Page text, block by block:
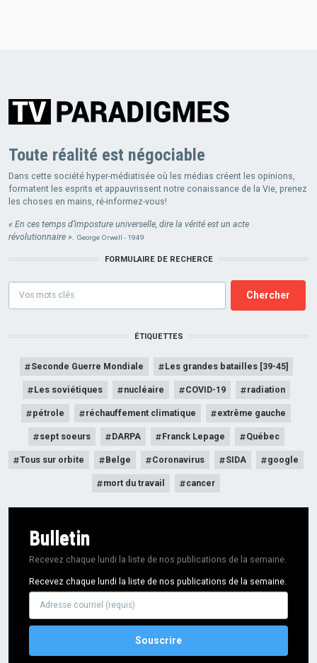
Toute réalité est négociable
Dans cette société hyper-médiatisée où les médias créent les opinions,
formatent les esprits et appauvrissent notre conaissance de la Vie, prenez
les choses en mains, ré-informez-vous!
« En ces temps d’imposture universelle, dire la vérité est un acte
révolutionnaire ».
George Orwell - 1949
FORMULAIRE DE RECHERCE
Formulaire
recherce
ÉTIQUETTES
Seconde Guerre Mondiale Les grandes batailles [39-45]
Les soviétiques nucléaire COVID-19 radiation
pétrole réchauffement climatique extrême gauche
sept soeurs DARPA Franck Lepage Québec
Tous sur orbite Belge Coronavirus SIDA google
mort du travail cancer
Bulletin
Recevez chaque lundi la liste de nos publications de la semaine.
Recevez chaque lundi la liste de nos publications de la semaine.
courriel